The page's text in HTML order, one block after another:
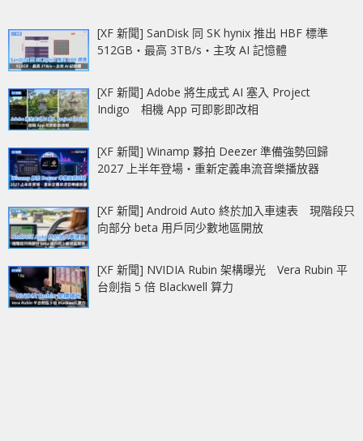
[XF 新聞] SanDisk 同 SK hynix 推出 HBF 標準
512GB‧最高 3TB/s‧主攻 AI 記憶體
[XF 新聞] Adobe 將生成式 AI 塞入 Project
Indigo 相機 App 可即影即改相
[XF 新聞] Winamp 夥拍 Deezer 準備強勢回歸
2027 上半年登場‧重新定義串流音樂播放器
[XF 新聞] Android Auto 終於加入車速表 現階段只
向部分 beta 用戶同少數地區開放
[XF 新聞] NVIDIA Rubin 架構曝光 Vera Rubin 平
台劍指 5 倍 Blackwell 算力